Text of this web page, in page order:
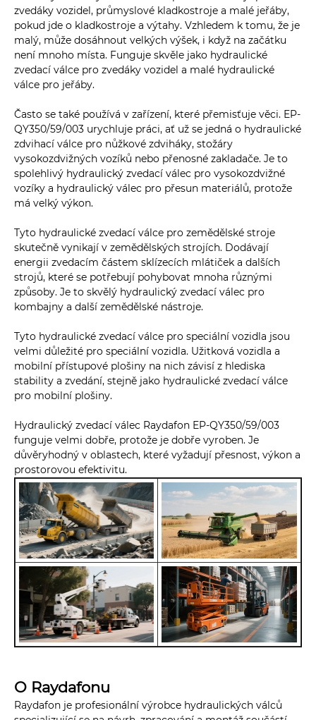
zvedáky vozidel, průmyslové kladkostroje a malé jeřáby,
pokud jde o kladkostroje a výtahy. Vzhledem k tomu, že je
malý, může dosáhnout velkých výšek, i když na začátku
není mnoho místa. Funguje skvěle jako hydraulické
zvedací válce pro zvedáky vozidel a malé hydraulické
válce pro jeřáby.
Často se také používá v zařízení, které přemisťuje věci. EP-
QY350/59/003 urychluje práci, ať už se jedná o hydraulické
zdvihací válce pro nůžkové zdviháky, stožáry
vysokozdvižných vozíků nebo přenosné zakladače. Je to
spolehlivý hydraulický zvedací válec pro vysokozdvižné
vozíky a hydraulický válec pro přesun materiálů, protože
má velký výkon.
Tyto hydraulické zvedací válce pro zemědělské stroje
skutečně vynikají v zemědělských strojích. Dodávají
energii zvedacím částem sklízecích mlátiček a dalších
strojů, které se potřebují pohybovat mnoha různými
způsoby. Je to skvělý hydraulický zvedací válec pro
kombajny a další zemědělské nástroje.
Tyto hydraulické zvedací válce pro speciální vozidla jsou
velmi důležité pro speciální vozidla. Užitková vozidla a
mobilní přístupové plošiny na nich závisí z hlediska
stability a zvedání, stejně jako hydraulické zvedací válce
pro mobilní plošiny.
Hydraulický zvedací válec Raydafon EP-QY350/59/003
funguje velmi dobře, protože je dobře vyroben. Je
důvěryhodný v oblastech, které vyžadují přesnost, výkon a
prostorovou efektivitu.
O Raydafonu
Raydafon je profesionální výrobce hydraulických válců